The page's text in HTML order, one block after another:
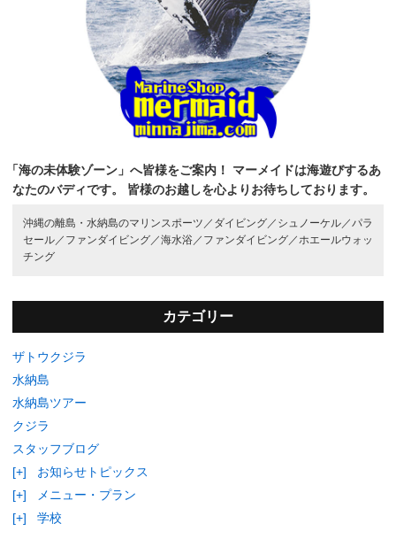
「海の未体験ゾーン」へ皆様をご案内！
マーメイドは海遊びするあ
なたのバディです。
皆様のお越しを心よりお待ちしております。
沖縄の離島・水納島のマリンスポーツ／ ダイビング／ シュノーケル／ パラ
セール／ ファンダイビング／海水浴／ ファンダイビング／ ホエールウォッ
チング
カテゴリー
ザトウクジラ
水納島
水納島ツアー
クジラ
スタッフブログ
[+]
お知らせトピックス
[+]
メニュー・プラン
[+]
学校